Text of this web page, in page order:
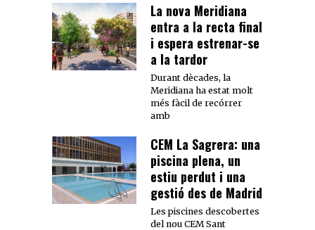
La nova Meridiana
entra a la recta final
i espera estrenar-se
a la tardor
Durant dècades, la
Meridiana ha estat molt
més fàcil de recórrer
amb
CEM La Sagrera: una
piscina plena, un
estiu perdut i una
gestió des de Madrid
Les piscines descobertes
del nou CEM Sant